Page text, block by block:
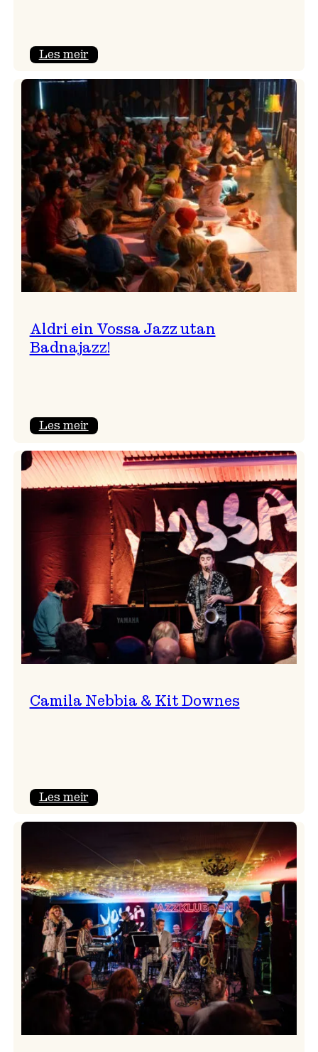
Les meir:
Band
Osasalen
Aldri ein Vossa Jazz utan
Badnajazz!
Les meir:
ein
Vossa
Jazz
utan
Badnajazz!
Camila Nebbia & Kit Downes
Les meir:
&
Kit
Downes